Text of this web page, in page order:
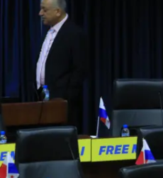
Video, Japón:
deja heridos y
daños en